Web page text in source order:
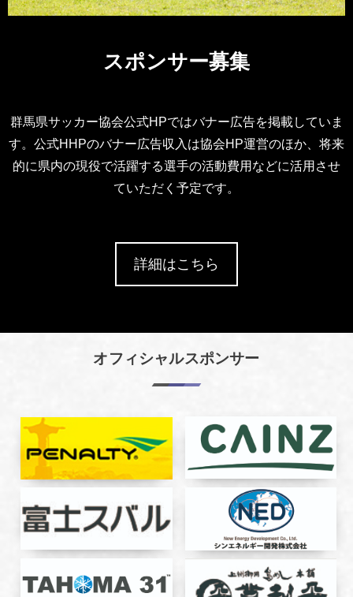
スポンサー募集
群馬県サッカー協会公式HPではバナー広告を掲載していま
す。公式HHPのバナー広告収入は協会HP運営のほか、将来
的に県内の現役で活躍する選手の活動費用などに活用させ
ていただく予定です。
詳細はこちら
オフィシャルスポンサー